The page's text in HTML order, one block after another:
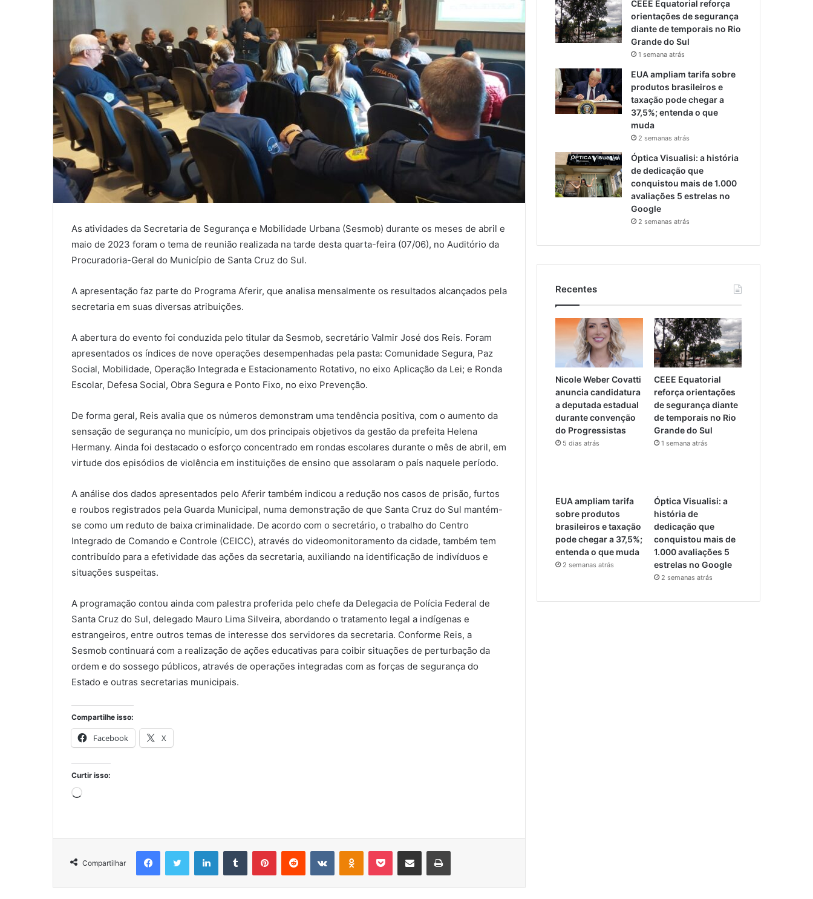
As atividades da Secretaria de Segurança e Mobilidade Urbana (Sesmob) durante os meses de abril e
maio de 2023 foram o tema de reunião realizada na tarde desta quarta-feira (07/06), no Auditório da
Procuradoria-Geral do Município de Santa Cruz do Sul.
A apresentação faz parte do Programa Aferir, que analisa mensalmente os resultados alcançados pela
secretaria em suas diversas atribuições.
A abertura do evento foi conduzida pelo titular da Sesmob, secretário Valmir José dos Reis. Foram
apresentados os índices de nove operações desempenhadas pela pasta: Comunidade Segura, Paz
Social, Mobilidade, Operação Integrada e Estacionamento Rotativo, no eixo Aplicação da Lei; e Ronda
Escolar, Defesa Social, Obra Segura e Ponto Fixo, no eixo Prevenção.
De forma geral, Reis avalia que os números demonstram uma tendência positiva, com o aumento da
sensação de segurança no município, um dos principais objetivos da gestão da prefeita Helena
Hermany. Ainda foi destacado o esforço concentrado em rondas escolares durante o mês de abril, em
virtude dos episódios de violência em instituições de ensino que assolaram o país naquele período.
A análise dos dados apresentados pelo Aferir também indicou a redução nos casos de prisão, furtos
e roubos registrados pela Guarda Municipal, numa demonstração de que Santa Cruz do Sul mantém-
se como um reduto de baixa criminalidade. De acordo com o secretário, o trabalho do Centro
Integrado de Comando e Controle (CEICC), através do videomonitoramento da cidade, também tem
contribuído para a efetividade das ações da secretaria, auxiliando na identificação de indivíduos e
situações suspeitas.
A programação contou ainda com palestra proferida pelo chefe da Delegacia de Polícia Federal de
Santa Cruz do Sul, delegado Mauro Lima Silveira, abordando o tratamento legal a indígenas e
estrangeiros, entre outros temas de interesse dos servidores da secretaria. Conforme Reis, a
Sesmob continuará com a realização de ações educativas para coibir situações de perturbação da
ordem e do sossego públicos, através de operações integradas com as forças de segurança do
Estado e outras secretarias municipais.
Compartilhe isso:
Facebook X
Curtir isso:
Carregando...
Compartilhar
FacebookTwitter LinkedinTumblr PinterestReddit VK OK Pocket Compartilhar via e-mail Imprimir
CEEE Equatorial reforça
orientações de segurança
diante de temporais no Rio
Grande do Sul
1 semana atrás
EUA ampliam tarifa sobre
produtos brasileiros e
taxação pode chegar a
37,5%; entenda o que
muda
2 semanas atrás
Óptica Visualisi: a história
de dedicação que
conquistou mais de 1.000
avaliações 5 estrelas no
Google
2 semanas atrás
Recentes
Nicole Weber Covatti
anuncia candidatura
a deputada estadual
durante convenção
do Progressistas
5 dias atrás
CEEE Equatorial
reforça orientações
de segurança diante
de temporais no Rio
Grande do Sul
1 semana atrás
EUA ampliam tarifa
sobre produtos
brasileiros e taxação
pode chegar a 37,5%;
entenda o que muda
2 semanas atrás
Óptica Visualisi: a
história de
dedicação que
conquistou mais de
1.000 avaliações 5
estrelas no Google
2 semanas atrás